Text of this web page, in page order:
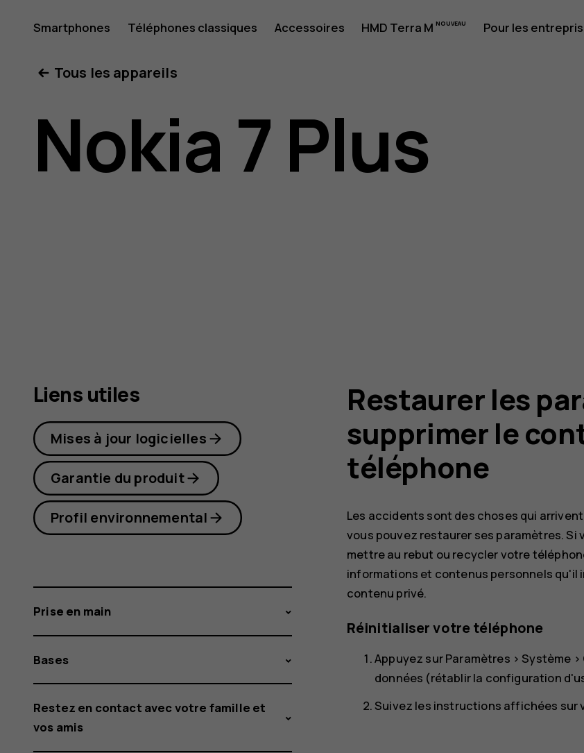
Guide
de
l'utilisateur
Plus
Smartphones Téléphones classiques Accessoires HMD Terra M Pour les
Tous les appareils
Nokia 7 Plus
Restaurer les
supprimer le
téléphone
Les accidents sont des choses qui
vous pouvez restaurer ses paramètres.
mettre au rebut ou recycler votre
informations et contenus personnels qu'il
contenu privé.
Réinitialiser votre téléphone
Appuyez surParamètres > Système >
données (rétablir la configuration
Suivez les instructions affichées sur
Liens utiles
Mises à jour logicielles
Garantie du produit
Profil environnemental
Prise en main
Bases
Restez en contact avec votre famille et
vos amis